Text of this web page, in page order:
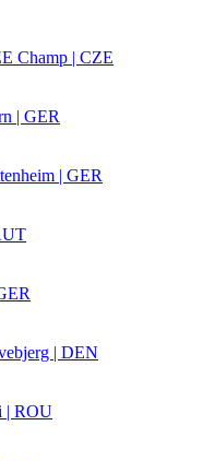
Champ | CZE
| GER
| GER
| DEN
| ROU